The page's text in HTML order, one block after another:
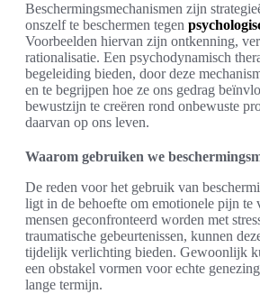
Beschermingsmechanismen zijn
onszelf te beschermen tegen
Voorbeelden hiervan zijn ontkenning,
rationalisatie. Een psychodynamisch
begeleiding bieden, door deze
en te begrijpen hoe ze ons gedrag
bewustzijn te creëren rond onbewuste
daarvan op ons leven.
Waarom gebruiken we
De reden voor het gebruik van
ligt in de behoefte om emotionele pijn te
mensen geconfronteerd worden met
traumatische gebeurtenissen, kunnen
tijdelijk verlichting bieden. Gewoonlijk
een obstakel vormen voor echte
lange termijn.